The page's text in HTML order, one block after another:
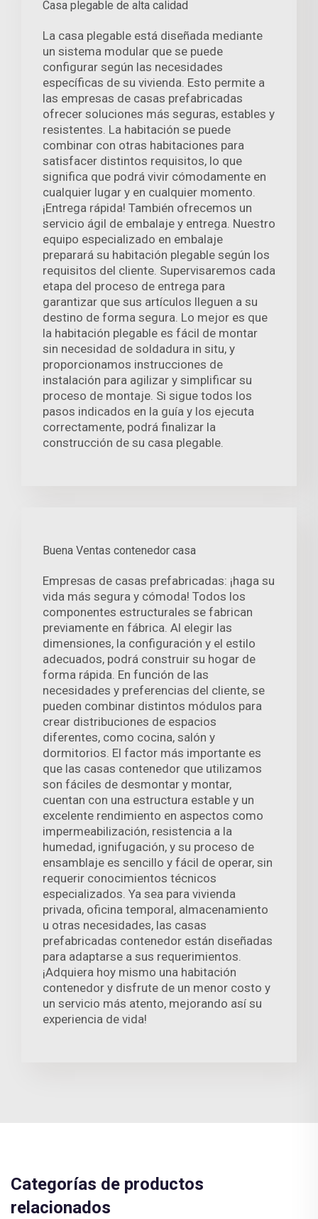
Casa plegable de alta calidad
La casa plegable está diseñada mediante
un sistema modular que se puede
configurar según las necesidades
específicas de su vivienda. Esto permite a
las empresas de casas prefabricadas
ofrecer soluciones más seguras, estables y
resistentes. La habitación se puede
combinar con otras habitaciones para
satisfacer distintos requisitos, lo que
significa que podrá vivir cómodamente en
cualquier lugar y en cualquier momento.
¡Entrega rápida! También ofrecemos un
servicio ágil de embalaje y entrega. Nuestro
equipo especializado en embalaje
preparará su habitación plegable según los
requisitos del cliente. Supervisaremos cada
etapa del proceso de entrega para
garantizar que sus artículos lleguen a su
destino de forma segura. Lo mejor es que
la habitación plegable es fácil de montar
sin necesidad de soldadura in situ, y
proporcionamos instrucciones de
instalación para agilizar y simplificar su
proceso de montaje. Si sigue todos los
pasos indicados en la guía y los ejecuta
correctamente, podrá finalizar la
construcción de su casa plegable.
Buena Ventas contenedor casa
Empresas de casas prefabricadas: ¡haga su
vida más segura y cómoda! Todos los
componentes estructurales se fabrican
previamente en fábrica. Al elegir las
dimensiones, la configuración y el estilo
adecuados, podrá construir su hogar de
forma rápida. En función de las
necesidades y preferencias del cliente, se
pueden combinar distintos módulos para
crear distribuciones de espacios
diferentes, como cocina, salón y
dormitorios. El factor más importante es
que las casas contenedor que utilizamos
son fáciles de desmontar y montar,
cuentan con una estructura estable y un
excelente rendimiento en aspectos como
impermeabilización, resistencia a la
humedad, ignifugación, y su proceso de
ensamblaje es sencillo y fácil de operar, sin
requerir conocimientos técnicos
especializados. Ya sea para vivienda
privada, oficina temporal, almacenamiento
u otras necesidades, las casas
prefabricadas contenedor están diseñadas
para adaptarse a sus requerimientos.
¡Adquiera hoy mismo una habitación
contenedor y disfrute de un menor costo y
un servicio más atento, mejorando así su
experiencia de vida!
Categorías de productos
relacionados